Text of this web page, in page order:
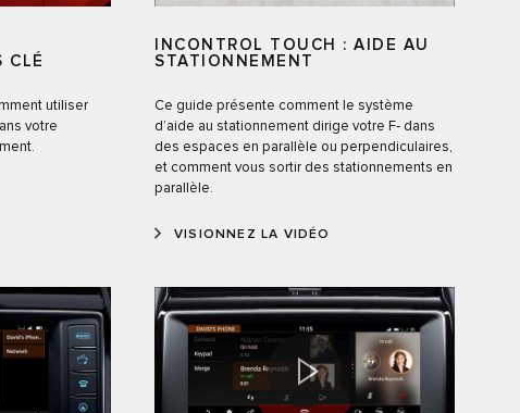
CLÉ
utiliser
votre
INCONTROL TOUCH : AIDE AU
STATIONNEMENT
Ce guide présente comment le système
d’aide au stationnement dirige votre F‑ dans
des espaces en parallèle ou perpendiculaires,
et comment vous sortir des stationnements en
parallèle.
VISIONNEZ LA VIDÉO